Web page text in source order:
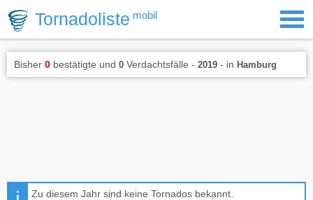
Tornadoliste mobil
Bisher 0 bestätigte und 0 Verdachtsfälle - 2019 - in Hamburg
Zu diesem Jahr sind keine Tornados bekannt.